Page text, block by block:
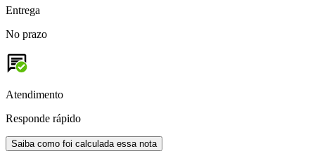
Entrega
No prazo
Atendimento
Responde rápido
Saiba como foi calculada essa nota